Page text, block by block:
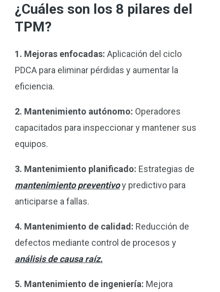
¿Cuáles son los 8 pilares del
TPM?
1. Mejoras enfocadas: Aplicación del ciclo
PDCA para eliminar pérdidas y aumentar la
eficiencia.
2. Mantenimiento autónomo: Operadores
capacitados para inspeccionar y mantener sus
equipos.
3. Mantenimiento planificado: Estrategias de
mantenimiento preventivoy predictivo para
anticiparse a fallas.
4. Mantenimiento de calidad: Reducción de
defectos mediante control de procesos y
análisis de causa raíz.
5. Mantenimiento de ingeniería: Mejora